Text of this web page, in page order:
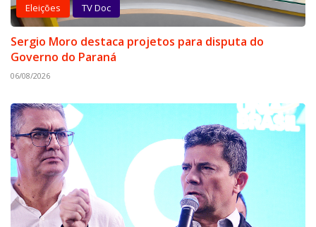
Eleições TV Doc
Sergio Moro destaca projetos para disputa do
Governo do Paraná
06/08/2026